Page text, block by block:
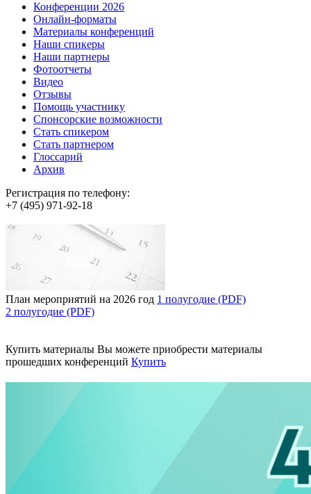
Конференции 2026
Онлайн-форматы
Материалы конференций
Наши спикеры
Наши партнеры
Фотоотчеты
Видео
Отзывы
Помощь участнику
Спонсорские возможности
Стать спикером
Стать партнером
Глоссарий
Архив
Регистрация по телефону:
+7 (495) 971-92-18
План мероприятий на 2026 год 1 полугодие (PDF)
2 полугодие (PDF)
Купить материалы Вы можете приобрести материалы
прошедших конференций Купить